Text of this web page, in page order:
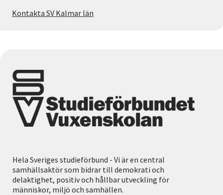
Kontakta SV Kalmar län
Hela Sveriges studieförbund - Vi är en central
samhällsaktör som bidrar till demokrati och
delaktighet, positiv och hållbar utveckling för
människor, miljö och samhällen.